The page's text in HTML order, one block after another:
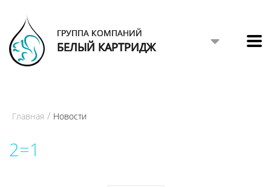
ГРУППА КОМПАНИЙ
БЕЛЫЙ КАРТРИДЖ
Главная Новости
2=1